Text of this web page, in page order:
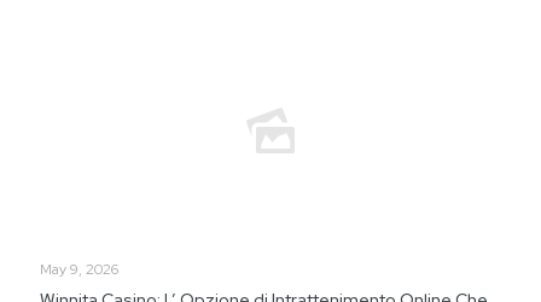
May 9, 2026